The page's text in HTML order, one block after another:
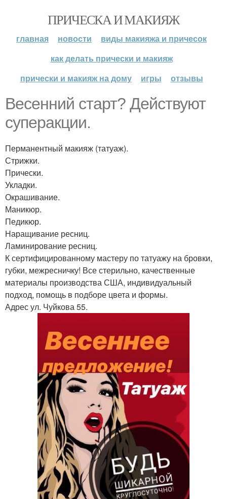
ПРИЧЕСКА И МАКИЯЖ
главная новости
виды макияжа и причесок
как делать прически и макияж
прически и макияж на дому
игры отзывы
Весенний старт? Действуют
суперакции.
Перманентный макияж (татуаж).
Стрижки.
Прически.
Укладки.
Окрашивание.
Маникюр.
Педикюр.
Наращивание ресниц.
Ламинирование ресниц.
К сертифицированному мастеру по татуажу на бровки,
губки, межресничку! Все стерильно, качественные
материалы производства США, индивидуальный
подход, помощь в подборе цвета и формы.
Адрес ул. Чуйкова 55.